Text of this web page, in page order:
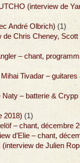
(interview de
André Olbrich) (1)
Chris Cheney,
– chant,
Tivadar –
– batterie &
2018) (1)
– chant, décembre
d’Elie – chant,
de Julien